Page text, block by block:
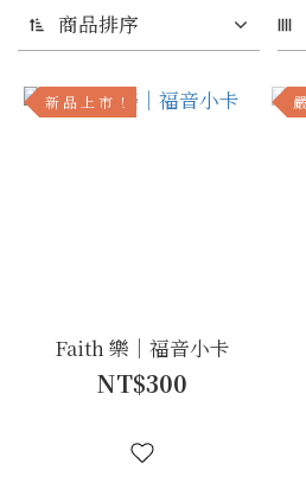
折扣一律購物
商品排序
新 品 上 市 ！
Faith 樂｜福音小卡
NT$300